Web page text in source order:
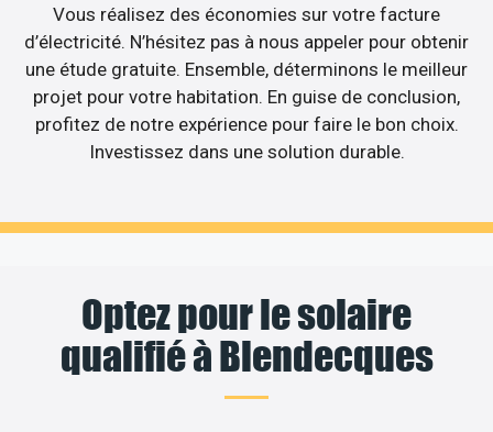
Vous réalisez des économies sur votre facture
d’électricité. N’hésitez pas à nous appeler pour obtenir
une étude gratuite. Ensemble, déterminons le meilleur
projet pour votre habitation. En guise de conclusion,
profitez de notre expérience pour faire le bon choix.
Investissez dans une solution durable.
Optez pour le solaire
qualifié à Blendecques